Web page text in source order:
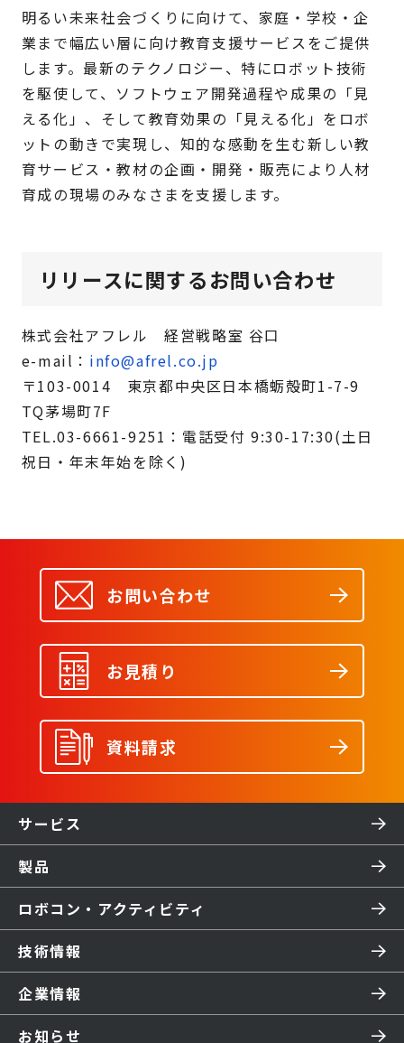
明るい未来社会づくりに向けて、家庭・学校・企
業まで幅広い層に向け教育支援サービスをご提供
します。最新のテクノロジー、特にロボット技術
を駆使して、ソフトウェア開発過程や成果の「見
える化」、そして教育効果の「見える化」をロボ
ットの動きで実現し、知的な感動を生む新しい教
育サービス・教材の企画・開発・販売により人材
育成の現場のみなさまを支援します。
リリースに関するお問い合わせ
株式会社アフレル 経営戦略室 谷口
e-mail： info@afrel.co.jp
〒103-0014 東京都中央区日本橋蛎殻町1-7-9
TQ茅場町7F
TEL.03-6661-9251：電話受付 9:30-17:30(土日
祝日・年末年始を除く)
お問い合わせ
お見積り
資料請求
サービス
製品
ロボコン・アクティビティ
技術情報
企業情報
お知らせ